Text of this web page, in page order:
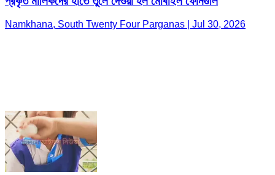
Namkhana, South Twenty Four Parganas | Jul 30, 2026